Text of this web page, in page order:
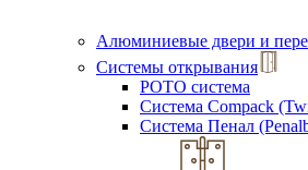
Алюминиевые двери и
Системы открывания
РОТО система
Система Compack
Система Пенал